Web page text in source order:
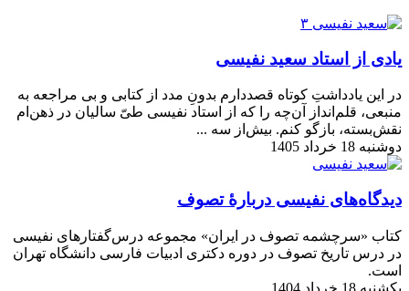
یادی از استاد سعید نفیسی
در این یادداشتِ کوتاه قصد‌دارم بدونِ مدد از کتابی و بی مراجعه‌ به
منبعی، قلم‌انداز آن‌چه را که از استاد نفیسی طیّ سالیان در ذهن‌ام
نقش‌بسته، بازگو کنم. بیش‌از سه‌ ...
دوشنبه 18 خرداد 1405
دیدگاه‌های نفیسی دربارۀ تصوف
کتاب «سرچشمه تصوف در ایران» مجموعه درس‌گفتارهای نفیسی
در درس تاریخ تصوف در دوره دکتری ادبیات فارسی دانشگاه تهران
است.
یکشنبه 18 خرداد 1404